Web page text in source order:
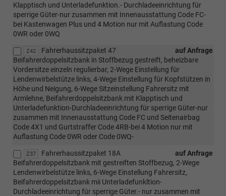
Klapptisch und Unterladefunktion.- Durchladeeinrichtung für
sperrige Güter-nur zusammen mit Innenausstattung Code FC-
bei Kastenwagen Plus und 4 Motion nur mit Auflastung Code
0WR oder 0WQ
Z42 auf Anfrage
Fahrerhaussitzpaket 47
Beifahrerdoppelsitzbank in Stoffbezug gestreift, beheizbare
Vordersitze einzeln regulierbar, 2-Wege Einstellung für
Lendenwirbelstütze links, 4-Wege Einstellung für Kopfstützen in
Höhe und Neigung, 6-Wege Sitzeinstellung Fahrersitz mit
Armlehne, Beifahrerdoppelsitzbank mit Klapptisch und
Unterladefunktion-Durchladeeinrichtung für sperrige Güter-nur
zusammen mit Innenausstattung Code FC und Seitenairbag
Code 4X1 und Gurtstraffer Code 4RB-bei 4 Motion nur mit
Auflastung Code 0WR oder Code 0WQ-
Z37 auf Anfrage
Fahrerhaussitzpaket 18A
Beifahrerdoppelsitzbank mit gestreiften Stoffbezug, 2-Wege
Lendenwirbelstütze links, 6-Wege Einstellung Fahrersitz,
Beifahrerdoppelsitzbank mii Unterladefunkltion-
Durchladeeinrichtung für sperrige Güter.- nur zusammen mit